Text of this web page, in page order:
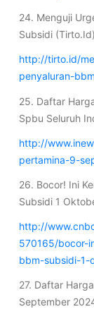
24. Menguji
Subsidi (Tirto.Id)
http://tirto.id/
penyaluran-
25. Daftar
Spbu Seluruh
http://
pertamina-9-
26. Bocor! Ini
Subsidi 1
http://
570165/bocor-
bbm-subsidi-1-
27. Daftar
September